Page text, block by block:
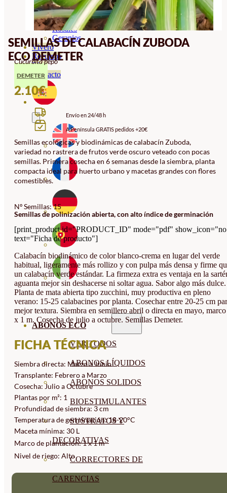
Ornamentales
Hortensias
Rosales
Geranios
Vivero
Recursos
Blog
Contacto
ABONOS ECO
VER TODOS
ABONOS LÍQUIDOS
ABONOS SOLIDOS
BIOESTIMULANTES
SUSTRATOS Y
DECORATIVAS
CORRECTORES DE
CARENCIAS
SEMILLAS DE CALABACÍN ZUBODA
ECO DEMETER
Cucurbita pepo
DEMETER
2.10€
Envío en 24/48 h
A Península GRATIS pedidos +20€
Semillas ecológicas y biodinámicas de calabacín Zuboda,
variedad no rastrera de frutos verde oscuro veteado con pocas
semillas. Primera cosecha en 6 semanas desde la siembra, planta
compacta ideal para huerto urbano y macetas grandes con flores
comestibles.
Nº Semillas: 15
Semillas de polinización abierta, con alto índice de germinación
[print_product id="PRODUCT_ID" mode="pdf"
text="Ficha de producto"]
Calabacín biodinámico de color blanco-crema en lugar del verde
habitual, ligeramente más rollizo y con pulpa más densa y firme
un calabacín verde estándar. La firmeza extra es ventaja en la
aguanta mejor sin deshacerse ni soltar agua. Sabor algo más dulce.
Planta de mata abierta tipo zucchini, muy productiva en pleno
verano: 15-25 calabacines por planta. Cosechar entre 20-25 cm
mejor textura. Siembra en semillero abril o directa en mayo,
x 1 m. Cosecha de julio a octubre. Semillas Demeter.
FICHA TÉCNICA
Siembra directa: Marzo a Junio
Transplante: Febrero a Marzo
Cosecha: Julio a Octubre
Plantas por m²: 1
Profundidad de siembra: 3 cm
Temperatura de germinación: 18-20°C
Maceta mínima: 30 L
Marco de plantación: 1 x 1 m
Nivel de riego: Alto